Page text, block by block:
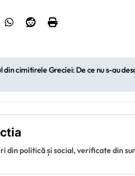
din cimitirele Greciei: De ce nu s-au
din politică și social, verificate din